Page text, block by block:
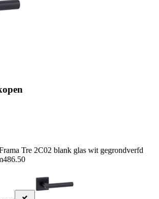
Tre 2C02 blank glas wit gegrondverfd
486.50